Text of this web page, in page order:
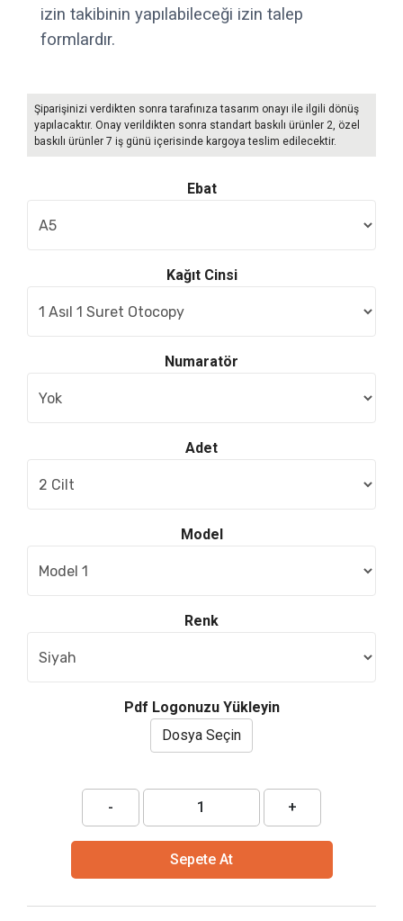
izin takibinin yapılabileceği izin talep
formlardır.
Şiparişinizi verdikten sonra tarafınıza tasarım onayı ile ilgili dönüş
yapılacaktır. Onay verildikten sonra standart baskılı ürünler 2, özel
baskılı ürünler 7 iş günü içerisinde kargoya teslim edilecektir.
Ebat
Kağıt Cinsi
Numaratör
Adet
Model
Renk
Pdf Logonuzu Yükleyin
Dosya Seçin
- +
Sepete At